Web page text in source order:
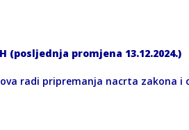
(posljednja promjena 13.12.2024.)
radi pripremanja nacrta zakona i